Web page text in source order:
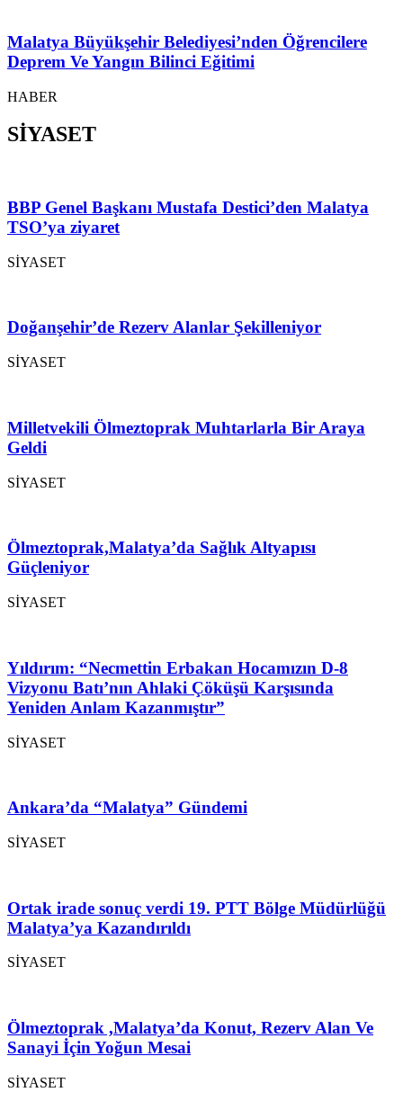
Malatya Büyükşehir Belediyesi’nden Öğrencilere
Deprem Ve Yangın Bilinci Eğitimi
HABER
SİYASET
BBP Genel Başkanı Mustafa Destici’den Malatya
TSO’ya ziyaret
SİYASET
Doğanşehir’de Rezerv Alanlar Şekilleniyor
SİYASET
Milletvekili Ölmeztoprak Muhtarlarla Bir Araya
Geldi
SİYASET
Ölmeztoprak,Malatya’da Sağlık Altyapısı
Güçleniyor
SİYASET
Yıldırım: “Necmettin Erbakan Hocamızın D-8
Vizyonu Batı’nın Ahlaki Çöküşü Karşısında
Yeniden Anlam Kazanmıştır”
SİYASET
Ankara’da “Malatya” Gündemi
SİYASET
Ortak irade sonuç verdi 19. PTT Bölge Müdürlüğü
Malatya’ya Kazandırıldı
SİYASET
Ölmeztoprak ,Malatya’da Konut, Rezerv Alan Ve
Sanayi İçin Yoğun Mesai
SİYASET